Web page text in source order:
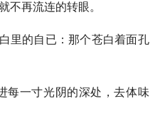
不再流连的转眼。
里的自已：那个苍白着面孔
每一寸光阴的深处，去体味